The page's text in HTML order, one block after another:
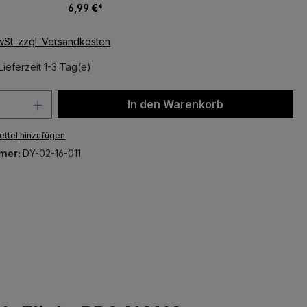
6,99 €*
zzgl. Versandkosten
1-3 Tag(e)
Anzahl: Gib den gewünschten Wert
In den Warenkorb
hinzufügen
DY-02-16-011